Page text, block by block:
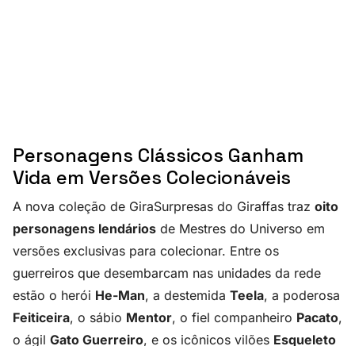
Personagens Clássicos Ganham
Vida em Versões Colecionáveis
A nova coleção de GiraSurpresas do Giraffas traz oito
personagens lendários de Mestres do Universo em
versões exclusivas para colecionar. Entre os
guerreiros que desembarcam nas unidades da rede
estão o herói He-Man, a destemida Teela, a poderosa
Feiticeira, o sábio Mentor, o fiel companheiro Pacato,
o ágil Gato Guerreiro, e os icônicos vilões Esqueleto